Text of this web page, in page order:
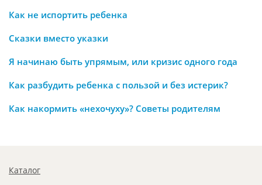
Как не испортить ребенка
Сказки вместо указки
Я начинаю быть упрямым, или кризис одного года
Как разбудить ребенка с пользой и без истерик?
Как накормить «нехочуху»? Советы родителям
Каталог